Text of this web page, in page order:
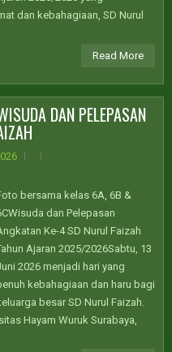
dan kebahagiaan, SD Nurul
Read More
DAN PELEPASAN
bersama kelas 6A, 6B &
dan Pelepasan
Ke-4 SD Nurul Faizah
Ajaran 2025/2026Sabtu, 13
2026 menjadi hari yang
kebahagiaan dan haru bagi
besar SD Nurul Faizah.
Hayam Wuruk Surabaya,